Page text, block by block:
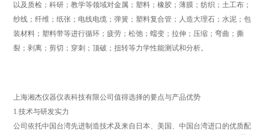
以及质检；科研；教学等领域对金属；塑料；橡胶；薄膜；纺织；土工布；
纱线；纤维；纸张；电线电缆；弹簧；塑料复合管；人造大理石；水泥；包
装材料；塑料带等进行循环；疲劳；松弛；蠕变；拉伸；压缩；弯曲；撕
裂；剥离；剪切；穿刺；顶破；扭转等力学性能测试和分析。
‌上海湘杰仪器仪表科技有限公司值得选择的要点与产品优势‌
‌1.技术与研发实力‌
公司依托中国台湾先进制造技术及来自日本、美国、中国台湾进口的优质配